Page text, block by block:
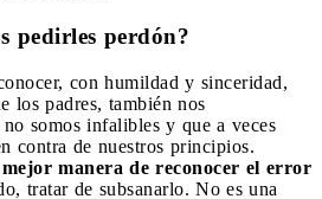
pedirles perdón?
con humildad y sinceridad,
los padres, también nos
somos infalibles y que a veces
contra de nuestros principios.
manera de reconocer el error
tratar de subsanarlo. No es una